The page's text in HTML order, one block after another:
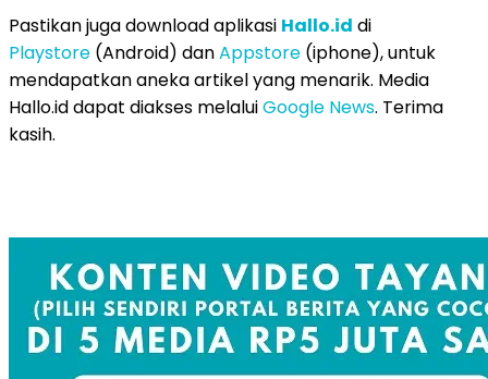
Pastikan juga download aplikasi Hallo.id di
Playstore (Android) danAppstore (iphone), untuk
mendapatkan aneka artikel yang menarik. Media
Hallo.id dapat diakses melaluiGoogle News. Terima
kasih.